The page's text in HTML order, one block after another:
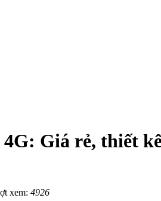
Giá rẻ, thiết
xem: 4926